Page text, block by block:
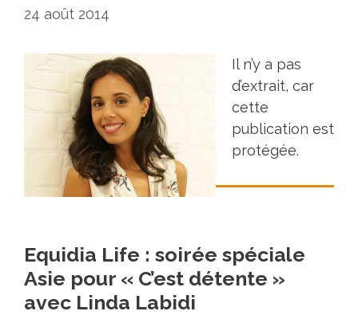
24 août 2014
Il n’y a pas
d’extrait, car
cette
publication est
protégée.
Equidia Life : soirée spéciale
Asie pour « C’est détente »
avec Linda Labidi